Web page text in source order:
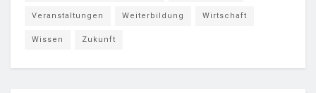
Veranstaltungen Weiterbildung Wirtschaft
Wissen Zukunft